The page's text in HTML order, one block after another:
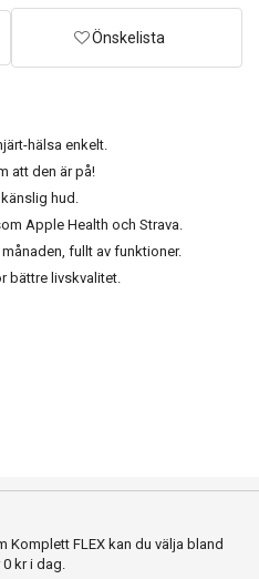
hälsa enkelt.
att den är på!
hud.
Apple Health och Strava.
fullt av funktioner.
bättre livskvalitet.
Önskelista
Komplett FLEX kan du välja bland
kr i dag.